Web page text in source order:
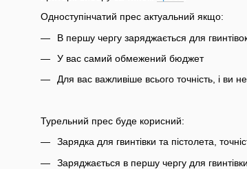
Одноступінчатий прес актуальний якщо:
В першу чергу заряджається для
У вас самий обмежений бюджет
Для вас важливіше всього точність, і ви
Турельний прес буде корисний:
Зарядка для гвинтівки та пістолета,
Заряджається в першу чергу для